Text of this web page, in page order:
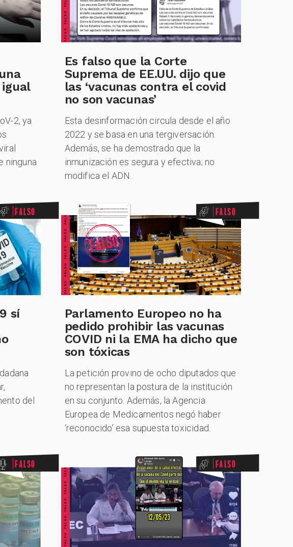
2, ya
ninguna
Es falso que la Corte
Suprema de EE.UU. dijo que
las ‘vacunas contra el covid
no son vacunas’
Esta desinformación circula desde el año
2022 y se basa en una tergiversación.
Además, se ha demostrado que la
inmunización es segura y efectiva; no
modifica el ADN.
Falso
sí
del
FALSO FALSO FALSO FALSO FALSO FALSO FALSO Falso
Parlamento Europeo no ha
pedido prohibir las vacunas
COVID ni la EMA ha dicho que
son tóxicas
La petición provino de ocho diputados que
no representan la postura de la institución
en su conjunto. Además, la Agencia
Europea de Medicamentos negó haber
‘reconocido’ esa supuesta toxicidad.
Falso FALSO FALSO FALSO FALSO FALSO FALSO FALSO Falso